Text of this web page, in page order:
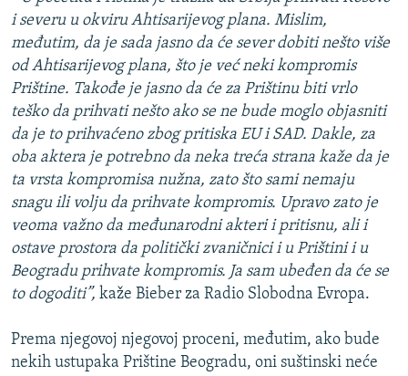
i severu u okviru Ahtisarijevog plana. Mislim,
međutim, da je sada jasno da će sever dobiti nešto više
od Ahtisarijevog plana, što je već neki kompromis
Prištine. Takođe je jasno da će za Prištinu biti vrlo
teško da prihvati nešto ako se ne bude moglo objasniti
da je to prihvaćeno zbog pritiska EU i SAD. Dakle, za
oba aktera je potrebno da neka treća strana kaže da je
ta vrsta kompromisa nužna, zato što sami nemaju
snagu ili volju da prihvate kompromis. Upravo zato je
veoma važno da međunarodni akteri i pritisnu, ali i
ostave prostora da politički zvaničnici i u Prištini i u
Beogradu prihvate kompromis. Ja sam ubeđen da će se
to dogoditi”, kaže Bieber za Radio Slobodna Evropa.
Prema njegovoj njegovoj proceni, međutim, ako bude
nekih ustupaka Prištine Beogradu, oni suštinski neće